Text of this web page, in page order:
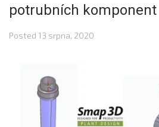
potrubních komponent
Posted 13 srpna, 2020